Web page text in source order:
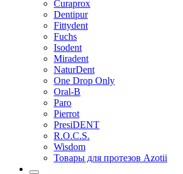
Curaprox
Dentipur
Fittydent
Fuchs
Isodent
Miradent
NaturDent
One Drop Only
Oral-B
Paro
Pierrot
PresiDENT
R.O.C.S.
Wisdom
Товары для протезов Azotii